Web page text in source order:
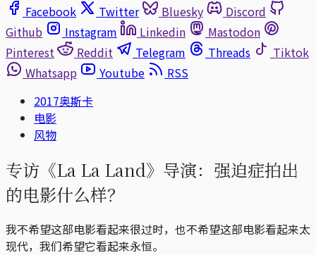
Facebook
Twitter Bluesky
Discord
Github
Instagram Linkedin
Mastodon
Pinterest
Reddit Telegram Threads
Tiktok
Whatsapp
Youtube
RSS
2017奥斯卡
电影
风物
专访《La La Land》导演：强迫症拍出
的电影什么样？
我不希望这部电影看起来很过时，也不希望这部电影看起来太
现代，我们希望它看起来永恒。